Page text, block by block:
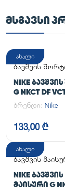
ᲛᲡᲒᲐᲕᲡᲘ
ახალი
ბავშვის
NIKE
G NKCT DF
FLOUNCY SKRT
ბრენდი: Nike
133,00 ₾
ახალი
ბავშვის
NIKE ᲑᲐᲕᲨᲕᲘᲡ
ᲛᲐᲘᲡᲣᲠᲘ G